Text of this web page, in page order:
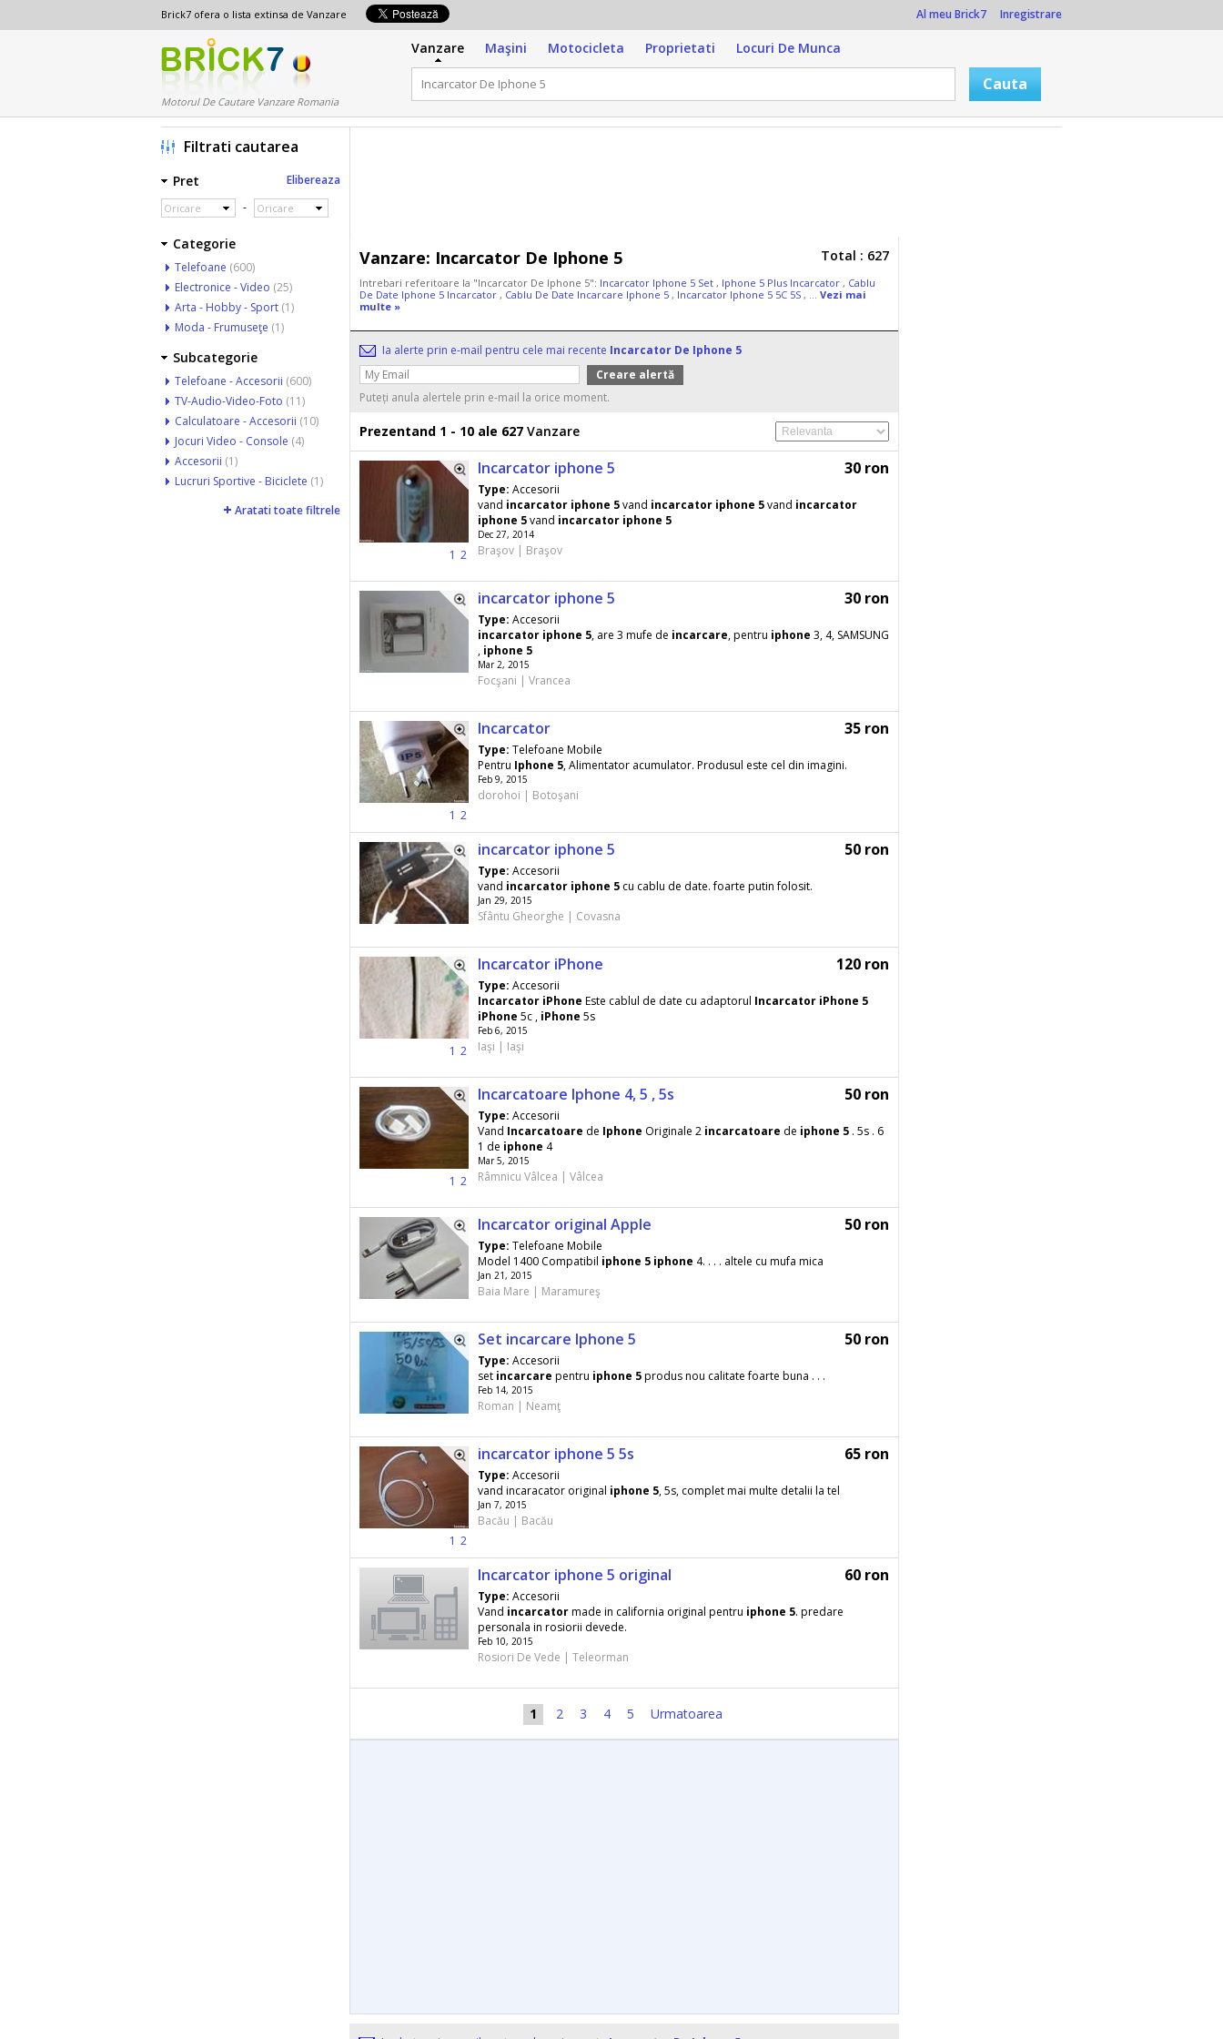
Brick7 ofera o lista extinsa de Vanzare Al meu Brick7 Inregistrare
Motorul De Cautare Vanzare Romania
Vanzare Maşini Motocicleta Proprietati Locuri De Munca
Vanzare: Incarcator De Iphone 5 Total : 627
Intrebari referitoare la "Incarcator De Iphone 5": Incarcator Iphone 5 Set , Iphone 5 Plus Incarcator , Cablu
De Date Iphone 5 Incarcator , Cablu De Date Incarcare Iphone 5 , Incarcator Iphone 5 5C 5S , ... Vezi mai
multe »
Ia alerte prin e-mail pentru cele mai recente Incarcator De Iphone 5
Puteți anula alertele prin e-mail la orice moment.
Prezentand 1 - 10 ale 627 Vanzare
1 2
Incarcator iphone 5 30 ron
Type: Accesorii
vand incarcator iphone 5vand incarcator iphone 5vand incarcator
iphone 5vand incarcator iphone 5
Dec 27, 2014
Braşov | Braşov
incarcator iphone 5 30 ron
Type: Accesorii
incarcator iphone 5, are 3 mufe de incarcare, pentru iphone 3, 4, SAMSUNG
, iphone 5
Mar 2, 2015
Focşani | Vrancea
1 2
Incarcator 35 ron
Type: Telefoane Mobile
Pentru Iphone 5, Alimentator acumulator. Produsul este cel din imagini.
Feb 9, 2015
dorohoi | Botoşani
incarcator iphone 5 50 ron
Type: Accesorii
vand incarcator iphone 5 cu cablu de date. foarte putin folosit.
Jan 29, 2015
Sfântu Gheorghe | Covasna
1 2
Incarcator iPhone 120 ron
Type: Accesorii
Incarcator iPhone Este cablul de date cu adaptorul Incarcator iPhone 5
iPhone 5c , iPhone 5s
Feb 6, 2015
Iaşi | Iaşi
1 2
Incarcatoare Iphone 4, 5 , 5s 50 ron
Type: Accesorii
Vand Incarcatoare de Iphone Originale 2 incarcatoare de iphone 5 . 5s . 6
1 de iphone 4
Mar 5, 2015
Râmnicu Vâlcea | Vâlcea
Incarcator original Apple 50 ron
Type: Telefoane Mobile
Model 1400 Compatibil iphone 5 iphone 4. . . . altele cu mufa mica
Jan 21, 2015
Baia Mare | Maramureş
Set incarcare Iphone 5 50 ron
Type: Accesorii
set incarcare pentru iphone 5produs nou calitate foarte buna . . .
Feb 14, 2015
Roman | Neamţ
1 2
incarcator iphone 5 5s 65 ron
Type: Accesorii
vand incaracator original iphone 5, 5s, complet mai multe detalii la tel
Jan 7, 2015
Bacău | Bacău
Incarcator iphone 5 original 60 ron
Type: Accesorii
Vand incarcatormade in california original pentru iphone 5. predare
personala in rosiorii devede.
Feb 10, 2015
Rosiori De Vede | Teleorman
1 2 3 4 5 Urmatoarea
Filtrati cautarea
Pret Elibereaza
Oricare - Oricare
Categorie
Telefoane (600)
Electronice - Video (25)
Arta - Hobby - Sport (1)
Moda - Frumuseţe (1)
Subcategorie
Telefoane - Accesorii (600)
TV-Audio-Video-Foto (11)
Calculatoare - Accesorii (10)
Jocuri Video - Console (4)
Accesorii (1)
Lucruri Sportive - Biciclete (1)
Aratati toate filtrele